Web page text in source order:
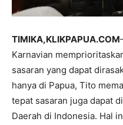
TIMIKA,KLIKPAPUA.COM
Karnavian
sasaran yang dapat
hanya di Papua, Tito
tepat sasaran juga dapat
Daerah di Indonesia. Hal